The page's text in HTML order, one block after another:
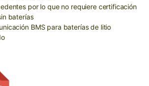
por lo que no requiere certificación
baterías
BMS para baterías de litio